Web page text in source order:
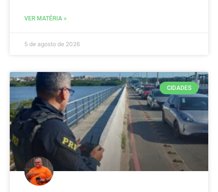
VER MATÉRIA »
5 de agosto de 2026
CIDADES